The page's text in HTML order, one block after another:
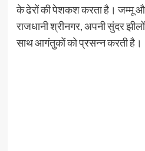
के ढेरों की पेशकश करता है। जम्मू और
राजधानी श्रीनगर, अपनी सुंदर
साथ आगंतुकों को प्रसन्न करती है।